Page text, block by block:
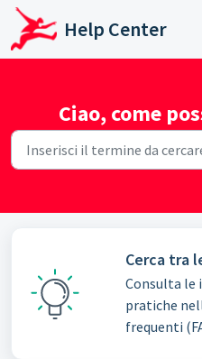
Salta al contenuto principale
Help Center
Ciao, come
Cerca tra
Consulta le
pratiche
frequenti